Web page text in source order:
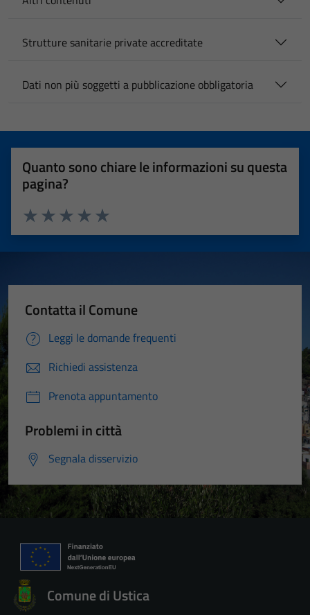
Strutture sanitarie private accreditate
Dati non più soggetti a pubblicazione obbligatoria
Quanto sono chiare le informazioni su questa
pagina?
Valuta 5 stelle su 5
Valuta 4 stelle su 5
Valuta 3 stelle su 5
Valuta 2 stelle su 5
Valuta 1 stelle su 5
Contatta il Comune
Leggi le domande frequenti
Richiedi assistenza
Prenota appuntamento
Problemi in città
Segnala disservizio
Comune di Ustica